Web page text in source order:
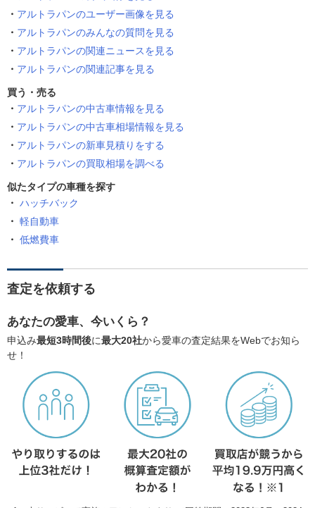
アルトラパンのユーザー画像を見る
アルトラパンのみんなの質問を見る
アルトラパンの関連ニュースを見る
アルトラパンの関連記事を見る
買う・売る
アルトラパンの中古車情報を見る
アルトラパンの中古車相場情報を見る
アルトラパンの新車見積りをする
アルトラパンの買取相場を調べる
似たタイプの車種を探す
ハッチバック
軽自動車
低燃費車
査定を依頼する
あなたの愛車、今いくら？
申込み最短3時間後に最大20社から愛車の査定結果をWebでお知ら
せ！